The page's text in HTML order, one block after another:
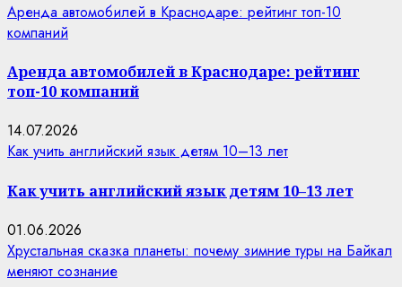
Аренда автомобилей в Краснодаре: рейтинг топ-10
компаний
Аренда автомобилей в Краснодаре: рейтинг
топ-10 компаний
14.07.2026
Как учить английский язык детям 10–13 лет
Как учить английский язык детям 10–13 лет
01.06.2026
Хрустальная сказка планеты: почему зимние туры на Байкал
меняют сознание